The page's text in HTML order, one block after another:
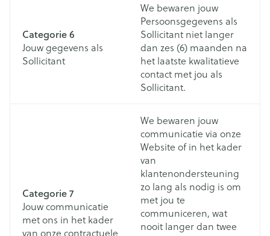
Categorie 6
Jouw gegevens als
Sollicitant
We bewaren jouw
Persoonsgegevens als
Sollicitant niet langer
dan zes (6) maanden na
het laatste kwalitatieve
contact met jou als
Sollicitant.
Categorie 7
Jouw communicatie
met ons in het kader
van onze contractuele
We bewaren jouw
communicatie via onze
Website of in het kader
van
klantenondersteuning
zo lang als nodig is om
met jou te
communiceren, wat
nooit langer dan twee